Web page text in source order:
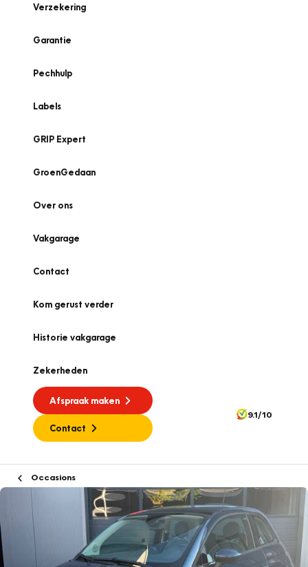
Verzekering
Garantie
Pechhulp
Labels
GRIP Expert
GroenGedaan
Over ons
Vakgarage
Contact
Kom gerust verder
Historie vakgarage
Zekerheden
Afspraak maken
Contact
9.1/10
Occasions